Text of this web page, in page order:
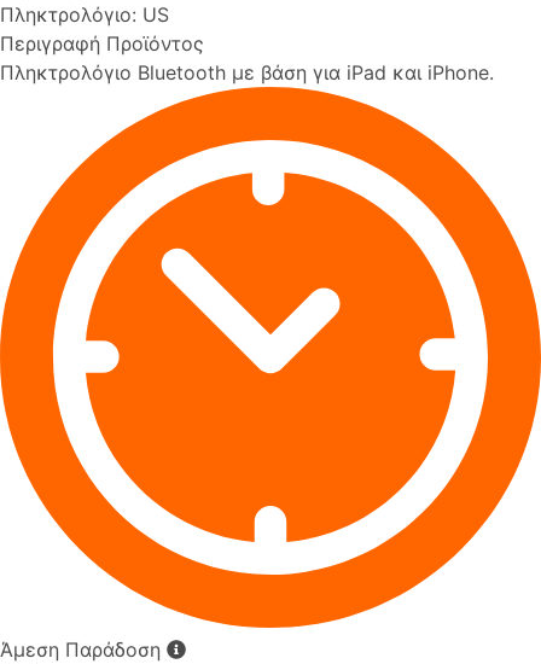
Πληκτρολόγιο: US
Περιγραφή Προϊόντος
Πληκτρολόγιο Bluetooth με βάση για iPad και iPhone.
Άμεση Παράδοση